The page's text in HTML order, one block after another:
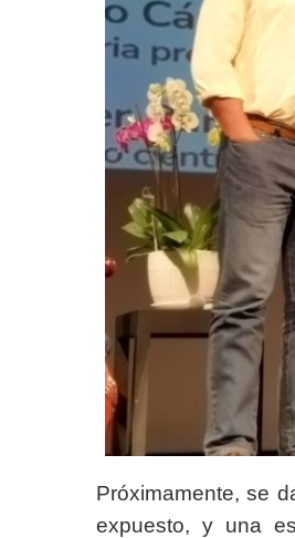
Próximamente, se
expuesto, y una